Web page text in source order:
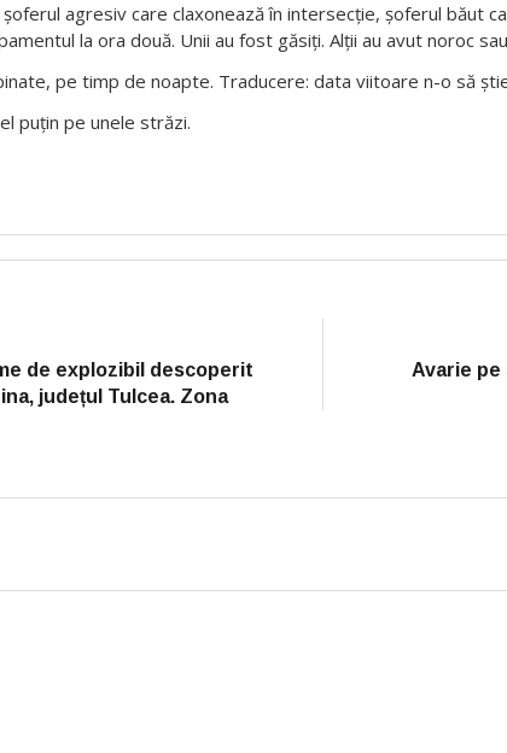
agresiv care claxonează în intersecție, șoferul băut
la ora două. Unii au fost găsiți. Alții au avut noroc
pe timp de noapte. Traducere: data viitoare n-o să
puțin pe unele străzi.
de explozibil descoperit
județul Tulcea. Zona
Avarie